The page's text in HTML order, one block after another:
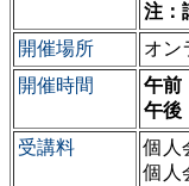
注：
開催場所
オン
開催時間
午
午
受講料
個人
個人